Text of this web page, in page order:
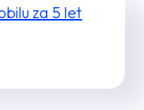
za 5 let